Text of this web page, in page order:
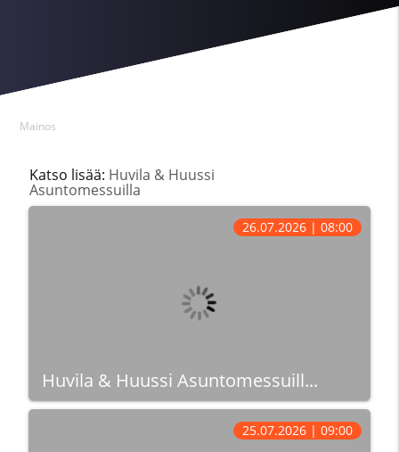
Mainos
Katso lisää: Huvila & Huussi
Asuntomessuilla
Huvila & Huussi Asuntomessuill...
26.07.2026 | 08:00
25.07.2026 | 09:00